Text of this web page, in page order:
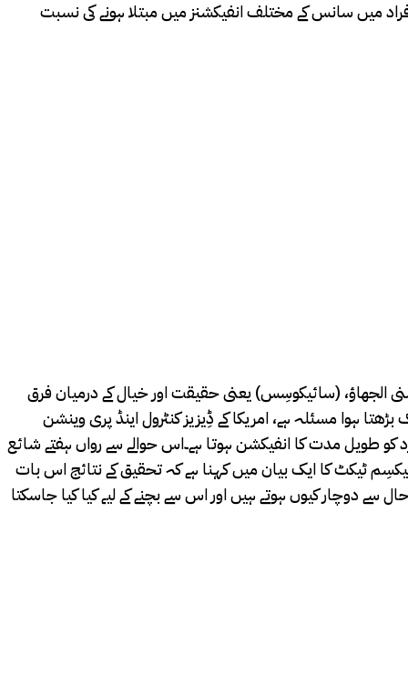
متاثرہ افراد میں سانس کے مختلف انفیکشنز میں مبتلا ہونے کی نسبت
ہونے والے افراد 2 سال بعد تک بھی (برین فوگ) یعنی ذہنی الجھاؤ، (سائیکوسِس) یعنی حقیقت اور خیال کے درمیان فرق
ہوا مسئلہ ہے، امریکا کے ڈِیزیز کنٹرول اینڈ پری وینشن
سے کی جانے والی ابتدائی تحقیق میں یہ اندازہ لگایا گیا ہے کہ امریکا میں کورونا میں مبتلا ہونے والے ہر 5 افراد میں سے 1 فرد کو طویل مدت کا انفیکشن ہوتا ہے۔اس حوالے سے رواں ہفتے شائع
ٹیکٹ کا ایک بیان میں کہنا ہے کہ تحقیق کے نتائج اس بات
سے دوچار کیوں ہوتے ہیں اور اس سے بچنے کے لیے کیا کیا جاسکتا